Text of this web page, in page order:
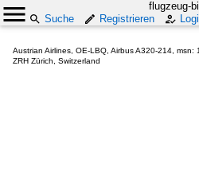
flugzeug-
Suche
Registrieren
Austrian Airlines, OE-LBQ, Airbus A320-214,
ZRH Zürich, Switzerland